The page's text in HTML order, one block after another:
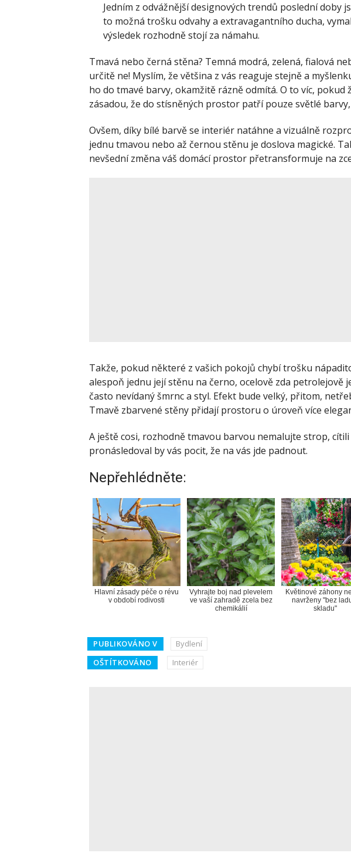
Jedním z odvážnější designových trendů poslední doby
to možná trošku odvahy a extravagantního ducha,
výsledek rozhodně stojí za námahu.
Tmavá nebo černá stěna? Temná modrá, zelená, fialová
určitě ne! Myslím, že většina z vás reaguje stejně a
ho do tmavé barvy, okamžitě rázně odmítá. O to víc, pokud
zásadou, že do stísněných prostor patří pouze světlé
Ovšem, díky bílé barvě se interiér natáhne a vizuálně
jednu tmavou nebo až černou stěnu je doslova magické.
nevšední změna váš domácí prostor přetransformuje na
Takže, pokud některé z vašich pokojů chybí trošku
alespoň jednu její stěnu na černo, ocelově zda petrolejově
často nevídaný šmrnc a styl. Efekt bude velký, přitom,
Tmavě zbarvené stěny přidají prostoru o úroveň více
A ještě cosi, rozhodně tmavou barvou nemalujte strop,
pronásledoval by vás pocit, že na vás jde padnout.
Nepřehlédněte:
Hlavní zásady péče o révu
v období rodivosti
Vyhrajte boj nad plevelem
ve vaší zahradě zcela bez
chemikálií
Květinové záhony
navrženy "bez
skladu"
PUBLIKOVÁNO V
Bydlení
OŠTÍTKOVÁNO
Interiér